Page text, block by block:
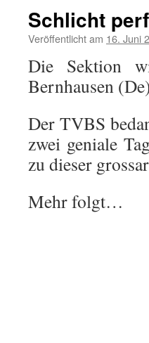
Schlicht
Veröffentlicht am 16. Juni
Die Sektion
Bernhausen
Der TVBS
zwei geniale
zu dieser
Mehr folgt…